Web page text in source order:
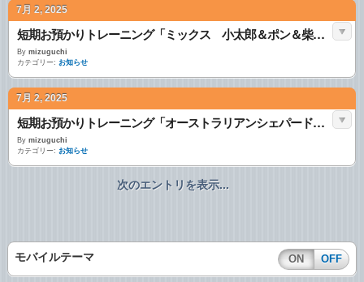
7月 2, 2025
短期お預かりトレーニング「ミックス 小太郎＆ポン＆柴犬 カイ＆シェルティ ムギ」
By mizuguchi
カテゴリー: お知らせ
7月 2, 2025
短期お預かりトレーニング「オーストラリアンシェパード ポップ」
By mizuguchi
カテゴリー: お知らせ
次のエントリを表示...
モバイルテーマ ON OFF